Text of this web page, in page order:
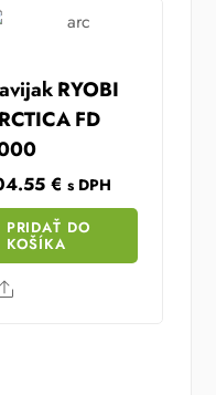
RYOBI
FD
€ s DPH
PRIDAŤ DO
KOŠÍKA
Share